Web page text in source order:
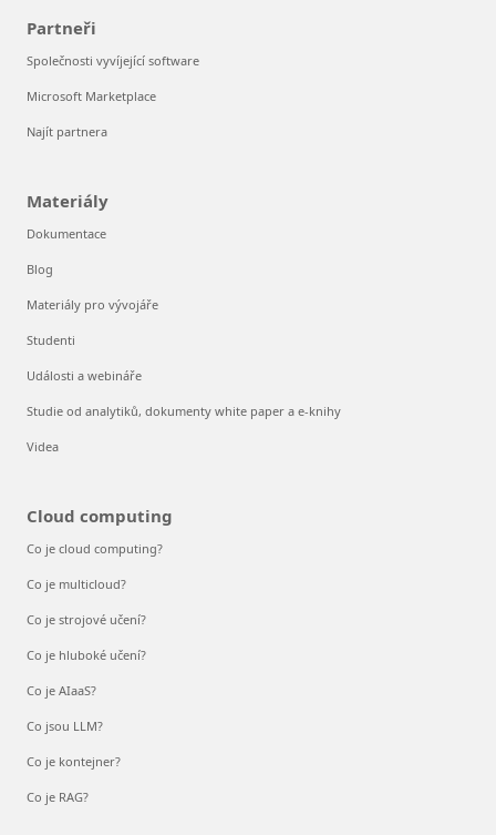
Partneři
Společnosti vyvíjející software
Microsoft Marketplace
Najít partnera
Materiály
Dokumentace
Blog
Materiály pro vývojáře
Studenti
Události a webináře
Studie od analytiků, dokumenty white paper a e-knihy
Videa
Cloud computing
Co je cloud computing?
Co je multicloud?
Co je strojové učení?
Co je hluboké učení?
Co je AIaaS?
Co jsou LLM?
Co je kontejner?
Co je RAG?